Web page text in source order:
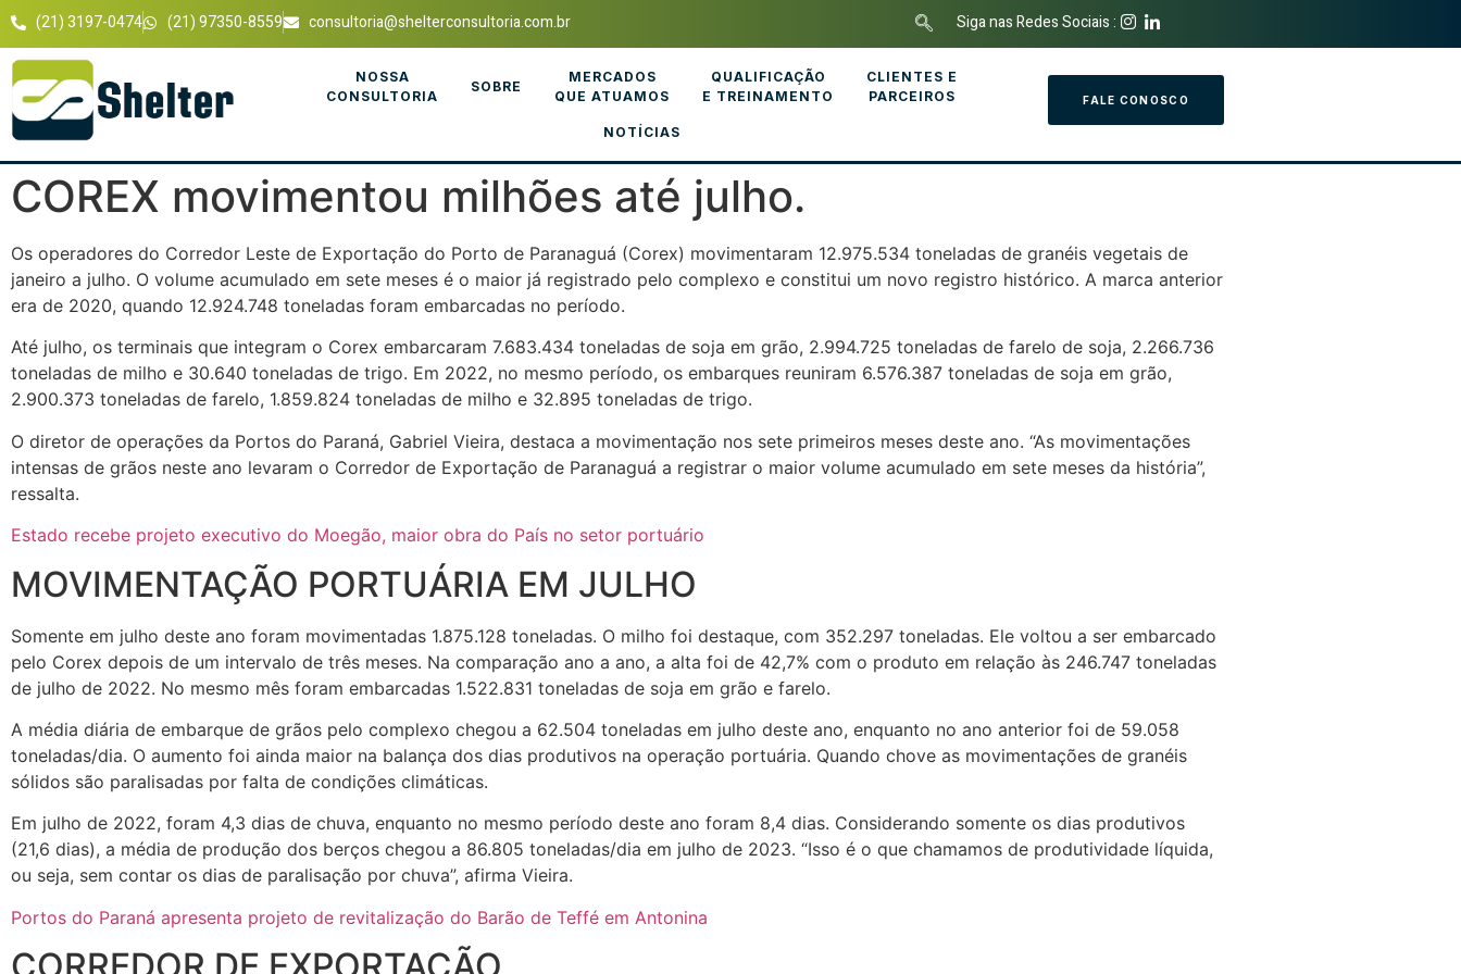
(21) 3197-0474 (21) 97350-8559 consultoria@shelterconsultoria.com.br Siga nas Redes Sociais :
NOSSA
CONSULTORIA
SOBRE
MERCADOS
QUE ATUAMOS
QUALIFICAÇÃO
E TREINAMENTO
CLIENTES E
PARCEIROS
NOTÍCIAS
FALE CONOSCO
COREX movimentou milhões até julho.
Os operadores do Corredor Leste de Exportação do Porto de Paranaguá (Corex) movimentaram 12.975.534 toneladas de granéis vegetais de
janeiro a julho. O volume acumulado em sete meses é o maior já registrado pelo complexo e constitui um novo registro histórico. A marca anterior
era de 2020, quando 12.924.748 toneladas foram embarcadas no período.
Até julho, os terminais que integram o Corex embarcaram 7.683.434 toneladas de soja em grão, 2.994.725 toneladas de farelo de soja, 2.266.736
toneladas de milho e 30.640 toneladas de trigo. Em 2022, no mesmo período, os embarques reuniram 6.576.387 toneladas de soja em grão,
2.900.373 toneladas de farelo, 1.859.824 toneladas de milho e 32.895 toneladas de trigo.
O diretor de operações da Portos do Paraná, Gabriel Vieira, destaca a movimentação nos sete primeiros meses deste ano. “As movimentações
intensas de grãos neste ano levaram o Corredor de Exportação de Paranaguá a registrar o maior volume acumulado em sete meses da história”,
ressalta.
Estado recebe projeto executivo do Moegão, maior obra do País no setor portuário
MOVIMENTAÇÃO PORTUÁRIA EM JULHO
Somente em julho deste ano foram movimentadas 1.875.128 toneladas. O milho foi destaque, com 352.297 toneladas. Ele voltou a ser embarcado
pelo Corex depois de um intervalo de três meses. Na comparação ano a ano, a alta foi de 42,7% com o produto em relação às 246.747 toneladas
de julho de 2022. No mesmo mês foram embarcadas 1.522.831 toneladas de soja em grão e farelo.
A média diária de embarque de grãos pelo complexo chegou a 62.504 toneladas em julho deste ano, enquanto no ano anterior foi de 59.058
toneladas/dia. O aumento foi ainda maior na balança dos dias produtivos na operação portuária. Quando chove as movimentações de granéis
sólidos são paralisadas por falta de condições climáticas.
Em julho de 2022, foram 4,3 dias de chuva, enquanto no mesmo período deste ano foram 8,4 dias. Considerando somente os dias produtivos
(21,6 dias), a média de produção dos berços chegou a 86.805 toneladas/dia em julho de 2023. “Isso é o que chamamos de produtividade líquida,
ou seja, sem contar os dias de paralisação por chuva”, afirma Vieira.
Portos do Paraná apresenta projeto de revitalização do Barão de Teffé em Antonina